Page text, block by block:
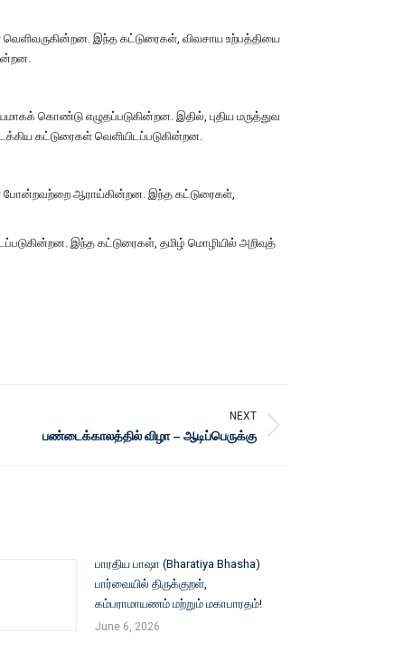
இந்த கட்டுரைகள், விவசாய உற்பத்தியை
கொண்டு எழுதப்படுகின்றன. இதில், புதிய மருத்துவ
கட்டுரைகள் வெளியிடப்படுகின்றன.
போன்றவற்றை ஆராய்கின்றன. இந்த கட்டுரைகள்,
இந்த கட்டுரைகள், தமிழ் மொழியில் அறிவுத்
NEXT
பண்டைக்காலத்தில் விழா – ஆடிப்பெருக்கு
பாரதிய பாஷா (Bharatiya Bhasha)
பார்வையில் திருக்குறள்,
கம்பராமாயணம் மற்றும் மகாபாரதம்!
June 6, 2026